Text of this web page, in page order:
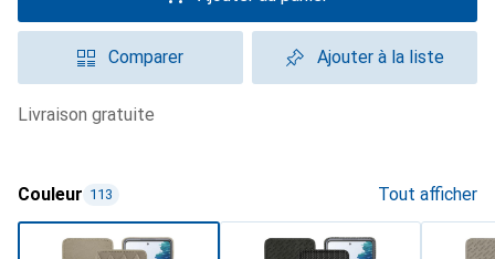
Comparer Ajouter à la liste
livraison gratuite
Couleur 113 Tout afficher